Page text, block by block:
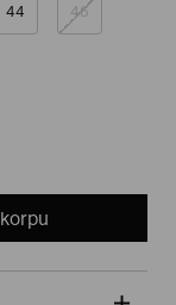
44 46